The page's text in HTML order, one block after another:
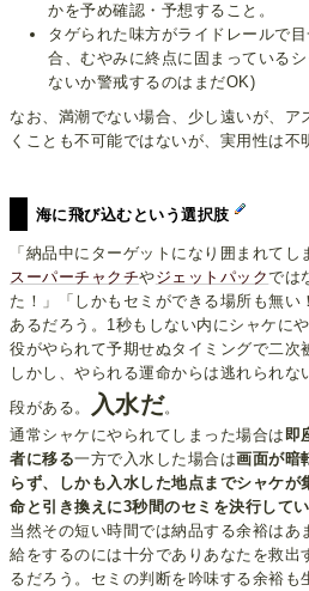
かを予め確認・予想すること。
タゲられた味方がライドレールで
合、むやみに終点に固まっている
ないか警戒するのはまだOK)
なお、満潮でない場合、少し遠いが、
くことも不可能ではないが、実用性は不
海に飛び込むという選択肢
「納品中にターゲットになり囲まれてし
スーパーチャクチやジェットパックでは
た！」「しかもセミができる場所も無い
あるだろう。1秒もしない内にシャケに
役がやられて予期せぬタイミングで二次
しかし、やられる運命からは逃れられ
段がある。
入水だ。
通常シャケにやられてしまった場合は即
者に移る一方で入水した場合は画面が暗
らず、しかも入水した地点までシャケ
命と引き換えに3秒間のセミを決行してい
当然その短い時間では納品する余裕は
給をするのには十分でありあなたを救出
るだろう。セミの判断を吟味する余裕も